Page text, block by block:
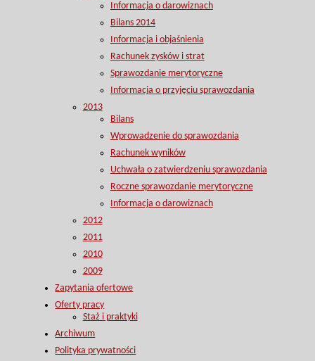
Informacja o darowiznach
Bilans 2014
Informacja i objaśnienia
Rachunek zysków i strat
Sprawozdanie merytoryczne
Informacja o przyjęciu sprawozdania
2013
Bilans
Wprowadzenie do sprawozdania
Rachunek wyników
Uchwała o zatwierdzeniu sprawozdania
Roczne sprawozdanie merytoryczne
Informacja o darowiznach
2012
2011
2010
2009
Zapytania ofertowe
Oferty pracy
Staż i praktyki
Archiwum
Polityka prywatności